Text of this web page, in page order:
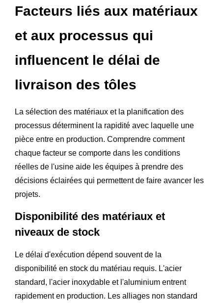
Facteurs liés aux matériaux
et aux processus qui
influencent le délai de
livraison des tôles
La sélection des matériaux et la planification des
processus déterminent la rapidité avec laquelle une
pièce entre en production. Comprendre comment
chaque facteur se comporte dans les conditions
réelles de l'usine aide les équipes à prendre des
décisions éclairées qui permettent de faire avancer les
projets.
Disponibilité des matériaux et
niveaux de stock
Le délai d'exécution dépend souvent de la
disponibilité en stock du matériau requis. L'acier
standard, l'acier inoxydable et l'aluminium entrent
rapidement en production. Les alliages non standard